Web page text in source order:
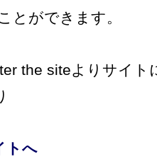
とができます。
the siteよりサイト
トへ